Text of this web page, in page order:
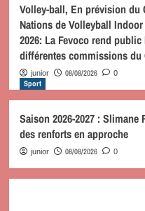
Volley-ball, En prévision du
Nations de Volleyball
2026: La Fevoco rend
différentes commissions du
junior 08/08/2026 0
Sport
Saison 2026-2027 :
des renforts en approche
junior 08/08/2026 0